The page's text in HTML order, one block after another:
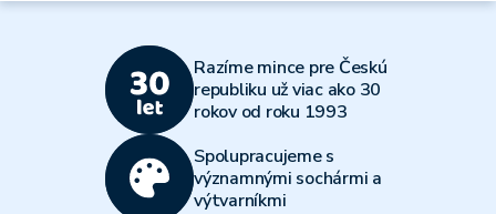
Razíme mince pre Českú
republiku už viac ako 30
rokov od roku 1993
Spolupracujeme s
významnými sochármi a
výtvarníkmi